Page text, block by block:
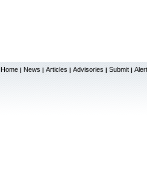
Home | News | Articles | Advisories | Submit |